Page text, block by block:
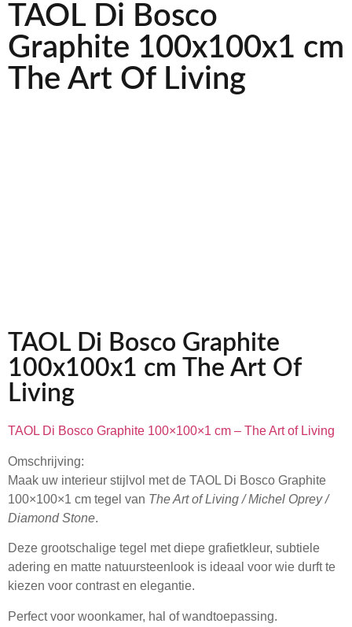
TAOL Di Bosco
Graphite 100x100x1 cm
The Art Of Living
TAOL Di Bosco Graphite
100x100x1 cm The Art Of
Living
TAOL Di Bosco Graphite 100×100×1 cm – The Art of Living
Omschrijving:
Maak uw interieur stijlvol met de TAOL Di Bosco Graphite
100×100×1 cm tegel van The Art of Living / Michel Oprey /
Diamond Stone.
Deze grootschalige tegel met diepe grafietkleur, subtiele
adering en matte natuursteenlook is ideaal voor wie durft te
kiezen voor contrast en elegantie.
Perfect voor woonkamer, hal of wandtoepassing.